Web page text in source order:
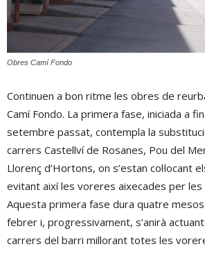
Obres Camí Fondo
Continuen a bon ritme les obres de
Camí Fondo. La primera fase, iniciada a
setembre passat, contempla la
carrers Castellví de Rosanes, Pou del
Llorenç d’Hortons, on s’estan col·locant
evitant així les voreres aixecades per
Aquesta primera fase dura quatre
febrer i, progressivament, s’anirà
carrers del barri millorant totes les